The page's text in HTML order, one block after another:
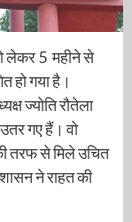
लेकर 5 महीने से
हो गया है।
ज्योति रौतेला
गए हैं। वो
तरफ से मिले उचित
ने राहत की